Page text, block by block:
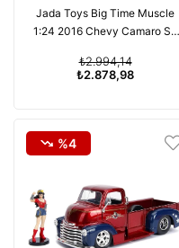
Jada Toys Big Time Muscle
1:24 2016 Chevy Camaro SS
Araba (Kutusu Hafif Hasarlı)
₺2.878,98
₺2.994,14
%4